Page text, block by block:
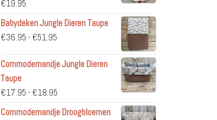
€19.95
Babydeken Jungle Dieren Taupe
€36.95 - €51.95Prijsklasse:
tot
Commodemandje Jungle Dieren
Taupe
€17.95 - €18.95Prijsklasse:
€17.95
Commodemandje Droogbloemen